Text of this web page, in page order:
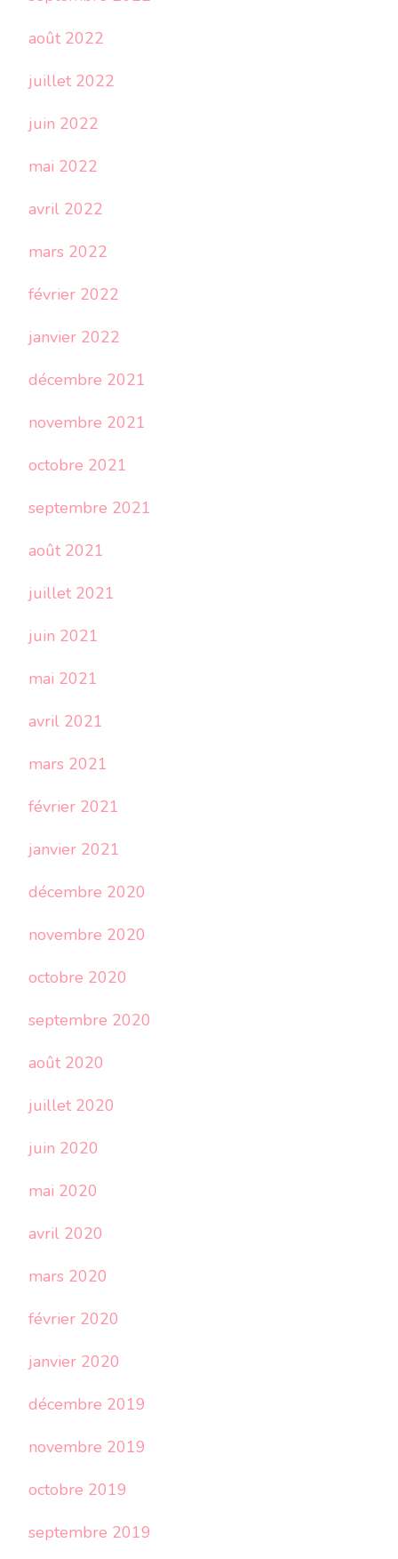
août 2022
juillet 2022
juin 2022
mai 2022
avril 2022
mars 2022
février 2022
janvier 2022
décembre 2021
novembre 2021
octobre 2021
septembre 2021
août 2021
juillet 2021
juin 2021
mai 2021
avril 2021
mars 2021
février 2021
janvier 2021
décembre 2020
novembre 2020
octobre 2020
septembre 2020
août 2020
juillet 2020
juin 2020
mai 2020
avril 2020
mars 2020
février 2020
janvier 2020
décembre 2019
novembre 2019
octobre 2019
septembre 2019